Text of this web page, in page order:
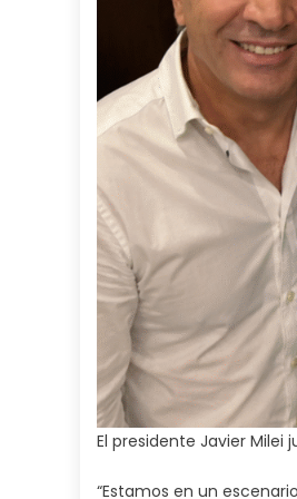
El presidente Javier Milei
“Estamos en un